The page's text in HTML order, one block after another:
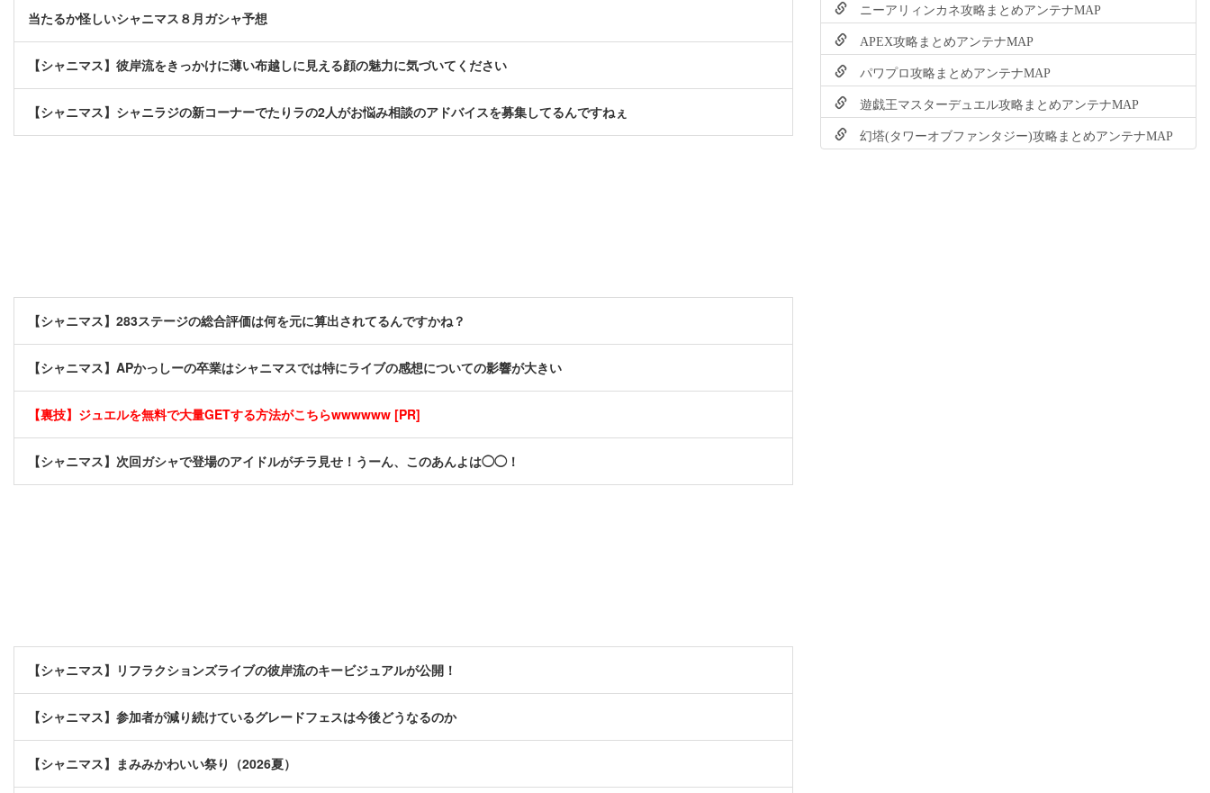
当たるか怪しいシャニマス８月ガシャ予想
【シャニマス】彼岸流をきっかけに薄い布越しに見える顔の魅力に気づいてください
【シャニマス】シャニラジの新コーナーでたりラの2人がお悩み相談のアドバイスを募集してるんですねぇ
【シャニマス】283ステージの総合評価は何を元に算出されてるんですかね？
【シャニマス】APかっしーの卒業はシャニマスでは特にライブの感想についての影響が大きい
【裏技】ジュエルを無料で大量GETする方法がこちらwwwwww [PR]
【シャニマス】次回ガシャで登場のアイドルがチラ見せ！うーん、このあんよは◯◯！
【シャニマス】リフラクションズライブの彼岸流のキービジュアルが公開！
【シャニマス】参加者が減り続けているグレードフェスは今後どうなるのか
【シャニマス】まみみかわいい祭り（2026夏）
ニーアリィンカネ攻略まとめアンテナMAP
APEX攻略まとめアンテナMAP
パワプロ攻略まとめアンテナMAP
遊戯王マスターデュエル攻略まとめアンテナMAP
幻塔(タワーオブファンタジー)攻略まとめアンテナMAP